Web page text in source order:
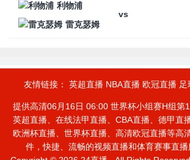
利物浦
vs
雷克瑟姆
友情链接： 英超直播 NBA直播 欧冠直播
提供高清06月16日 06:00 世界杯小组赛H组第
英超直播、在线法甲直播、CBA直播、德甲直
欧洲杯直播、世界杯直播、高清欧冠直播等高
件，快捷、流畅的视频直播和体育赛事直播